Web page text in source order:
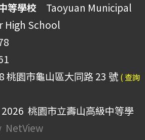
等學校 Taoyuan Municipal
High School
桃園市龜山區大同路 23 號 ( 查詢
桃園市立壽山高級中等學
NetView